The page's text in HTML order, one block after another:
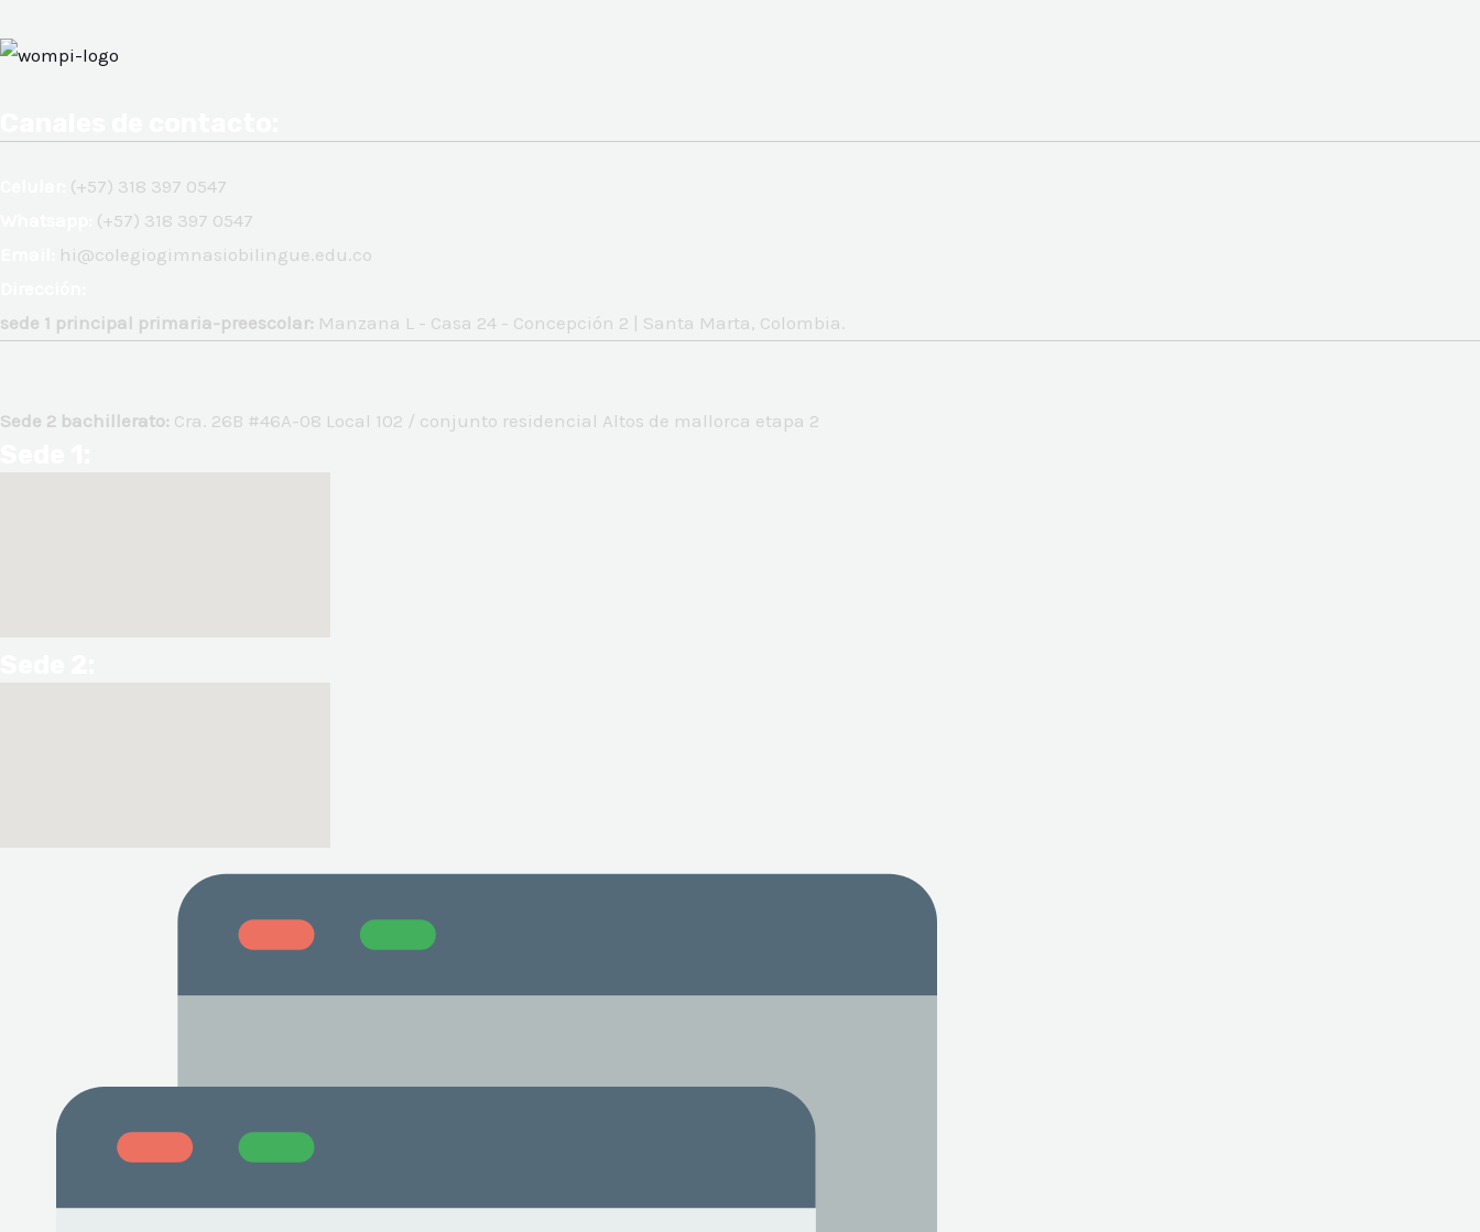
(+57) 318 397 0547
(+57) 318 397 0547
hi@colegiogimnasiobilingue.edu.co
sede 1 principal primaria-preescolar: Manzana L - Casa 24 - Concepción 2 | Santa Marta, Colombia.
Sede 2 bachillerato: Cra. 26B #46A-08 Local 102 / conjunto residencial Altos de mallorca etapa 2